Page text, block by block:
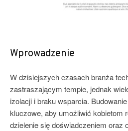
Wprowadzenie
W dzisiejszych czasach branża
zastraszającym tempie, jednak
izolacji i braku wsparcia.
kluczowe, aby umożliwić kobietom
dzielenie się doświadczeniem oraz